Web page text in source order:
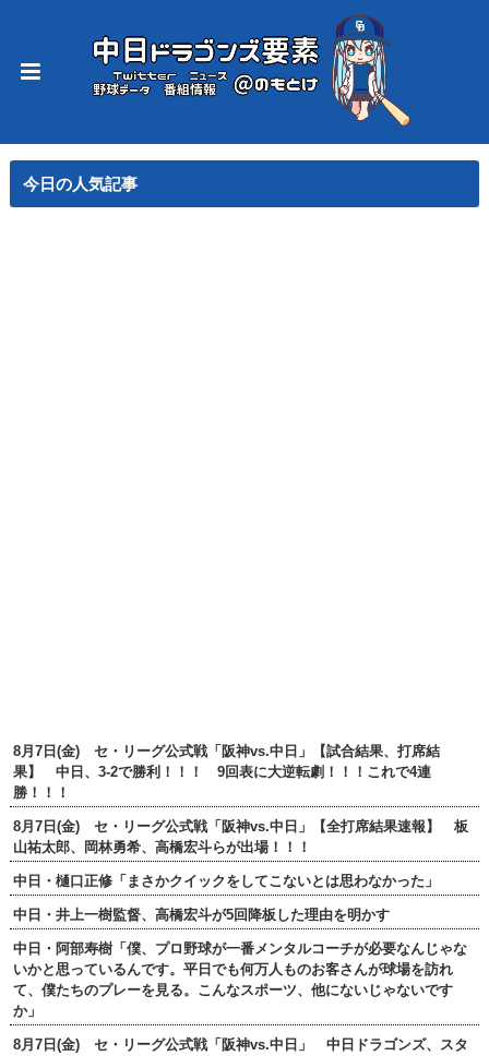
今日の人気記事
8月7日(金) セ・リーグ公式戦「阪神vs.中日」【試合結果、打席結
果】 中日、3-2で勝利！！！ 9回表に大逆転劇！！！これで4連
勝！！！
8月7日(金) セ・リーグ公式戦「阪神vs.中日」【全打席結果速報】 板
山祐太郎、岡林勇希、高橋宏斗らが出場！！！
中日・樋口正修「まさかクイックをしてこないとは思わなかった」
中日・井上一樹監督、高橋宏斗が5回降板した理由を明かす
中日・阿部寿樹「僕、プロ野球が一番メンタルコーチが必要なんじゃな
いかと思っているんです。平日でも何万人ものお客さんが球場を訪れ
て、僕たちのプレーを見る。こんなスポーツ、他にないじゃないです
か」
8月7日(金) セ・リーグ公式戦「阪神vs.中日」 中日ドラゴンズ、スタ